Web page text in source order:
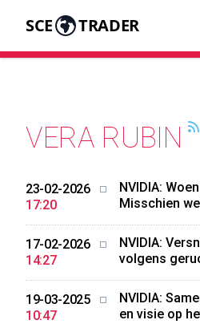
SCE TRADER
VERA RUBIN
23-02-2026
17:20
NVIDIA:
Misschien
17-02-2026
14:27
NVIDIA:
volgens
19-03-2025
10:47
NVIDIA:
en visie op